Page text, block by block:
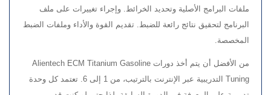
ملفات البرامج الأصلية وتحديد الخرائط. وإجراء تغييرات على ملف
البرنامج لتحقيق نتائج رائعة للضبط. تقديم القوة والأداء وملفات الضبط
المخصصة.
من الأفضل أن يتم أخذ دورات Alientech ECM Titanium Gasoline
Tuning التدريبية عبر الإنترنت بالترتيب، من 1 إلى 6. تعتمد كل وحدة